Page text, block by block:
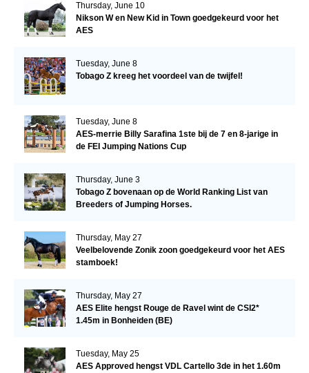
Thursday, June 10
Nikson W en New Kid in Town goedgekeurd voor het
AES
Tuesday, June 8
Tobago Z kreeg het voordeel van de twijfel!
Tuesday, June 8
AES-merrie Billy Sarafina 1ste bij de 7 en 8-jarige in
de FEI Jumping Nations Cup
Thursday, June 3
Tobago Z bovenaan op de World Ranking List van
Breeders of Jumping Horses.
Thursday, May 27
Veelbelovende Zonik zoon goedgekeurd voor het AES
stamboek!
Thursday, May 27
AES Elite hengst Rouge de Ravel wint de CSI2*
1.45m in Bonheiden (BE)
Tuesday, May 25
AES Approved hengst VDL Cartello 3de in het 1.60m